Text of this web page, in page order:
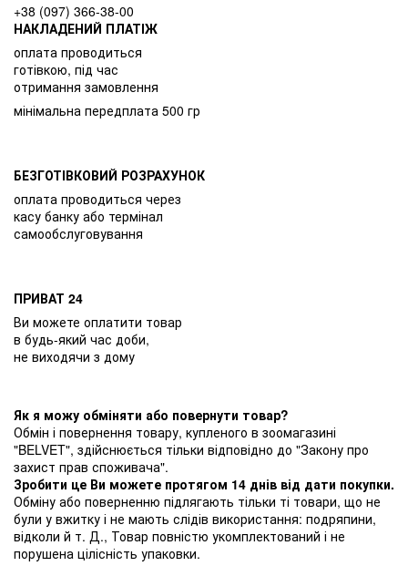
+38 (097) 366-38-00
НАКЛАДЕНИЙ ПЛАТІЖ
оплата проводиться
готівкою, під час
отримання замовлення
мінімальна передплата 500 гр
БЕЗГОТІВКОВИЙ РОЗРАХУНОК
оплата проводиться через
касу банку або термінал
самообслуговування
ПРИВАТ 24
Ви можете оплатити товар
в будь-який час доби,
не виходячи з дому
Як я можу обміняти або повернути товар?
Обмін і повернення товару, купленого в зоомагазині
"BELVET", здійснюється тільки відповідно до "Закону про
захист прав споживача".
Зробити це Ви можете протягом 14 днів від дати покупки.
Обміну або поверненню підлягають тільки ті товари, що не
були у вжитку і не мають слідів використання: подряпини,
відколи й т. Д., Товар повністю укомплектований і не
порушена цілісність упаковки.